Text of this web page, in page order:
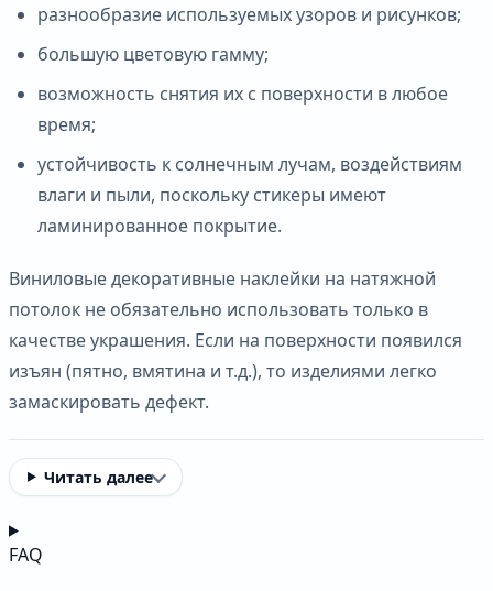
разнообразие используемых узоров и рисунков;
большую цветовую гамму;
возможность снятия их с поверхности в любое
время;
устойчивость к солнечным лучам, воздействиям
влаги и пыли, поскольку стикеры имеют
ламинированное покрытие.
Виниловые декоративные наклейки на натяжной
потолок не обязательно использовать только в
качестве украшения. Если на поверхности появился
изъян (пятно, вмятина и т.д.), то изделиями легко
замаскировать дефект.
Читать далее
FAQ